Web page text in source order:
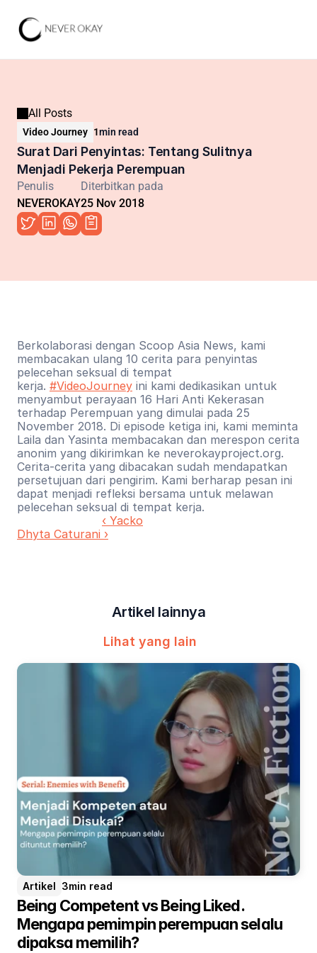
All Posts
Video Journey 1min read
Surat Dari Penyintas: Tentang Sulitnya
Menjadi Pekerja Perempuan
Penulis
NEVEROKAY
Diterbitkan pada
25 Nov 2018
Berkolaborasi dengan Scoop Asia News, kami
membacakan ulang 10 cerita para penyintas
pelecehan seksual di tempat
kerja. #VideoJourney ini kami dedikasikan untuk
menyambut perayaan 16 Hari Anti Kekerasan
terhadap Perempuan yang dimulai pada 25
November 2018. Di episode ketiga ini, kami meminta
Laila dan Yasinta membacakan dan merespon cerita
anonim yang dikirimkan ke neverokayproject.org.
Cerita-cerita yang dibacakan sudah mendapatkan
persetujuan dari pengirim. Kami berharap pesan ini
dapat menjadi refleksi bersama untuk melawan
pelecehan seksual di tempat kerja.
‹ Yacko
Dhyta Caturani ›
Artikel lainnya
Lihat yang lain
Artikel 3min read
Being Competent vs Being Liked.
Mengapa pemimpin perempuan selalu
dipaksa memilih?